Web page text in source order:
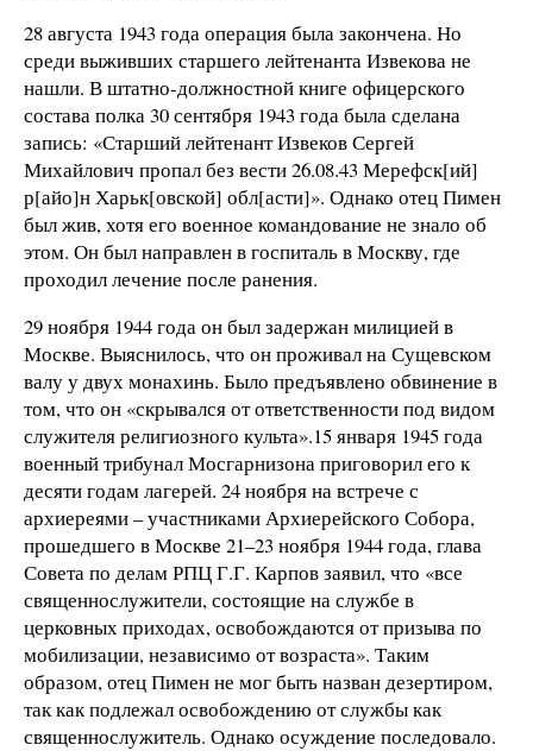
28 августа 1943 года операция была закончена. Но
среди выживших старшего лейтенанта Извекова не
нашли. В штатно-должностной книге офицерского
состава полка 30 сентября 1943 года была сделана
запись: «Старший лейтенант Извеков Сергей
Михайлович пропал без вести 26.08.43 Мерефск[ий]
р[айо]н Харьк[овской] обл[асти]». Однако отец Пимен
был жив, хотя его военное командование не знало об
этом. Он был направлен в госпиталь в Москву, где
проходил лечение после ранения.
29 ноября 1944 года он был задержан милицией в
Москве. Выяснилось, что он проживал на Сущевском
валу у двух монахинь. Было предъявлено обвинение в
том, что он «скрывался от ответственности под видом
служителя религиозного культа».15 января 1945 года
военный трибунал Мосгарнизона приговорил его к
десяти годам лагерей. 24 ноября на встрече с
архиереями – участниками Архиерейского Собора,
прошедшего в Москве 21–23 ноября 1944 года, глава
Совета по делам РПЦ Г.Г. Карпов заявил, что «все
священнослужители, состоящие на службе в
церковных приходах, освобождаются от призыва по
мобилизации, независимо от возраста». Таким
образом, отец Пимен не мог быть назван дезертиром,
так как подлежал освобождению от службы как
священнослужитель. Однако осуждение последовало.